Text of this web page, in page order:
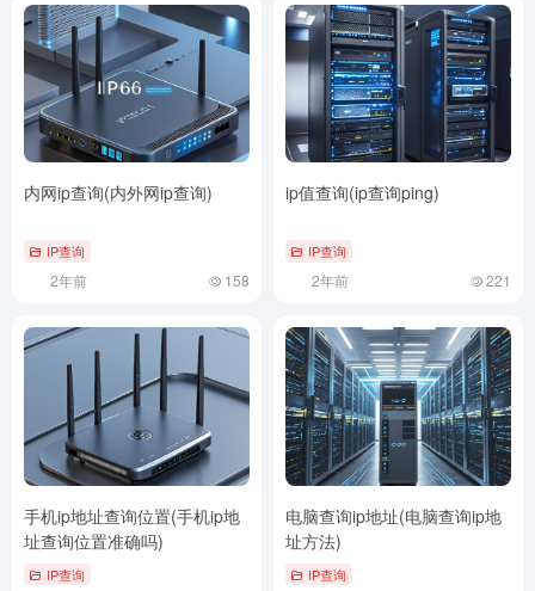
内网ip查询(内外网ip查询)
IP查询
2年前 158
ip值查询(ip查询ping)
IP查询
2年前 221
手机ip地址查询位置(手机ip地
址查询位置准确吗)
IP查询
电脑查询ip地址(电脑查询ip地
址方法)
IP查询